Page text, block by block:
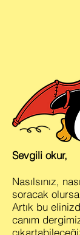
Sevgili okur,
Nasılsınız,
soracak
Artık bu
canım